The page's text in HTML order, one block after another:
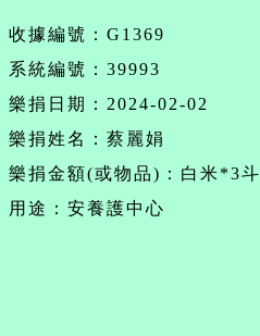
收據編號：G1369
系統編號：39993
樂捐日期：2024-02-02
樂捐姓名：蔡麗娟
樂捐金額(或物品)：白米*3斗
用途：安養護中心